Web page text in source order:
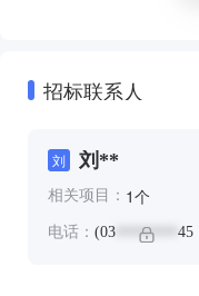
招标联系人
刘 刘**
相关项目： 1个
电话： (03 ******** 45